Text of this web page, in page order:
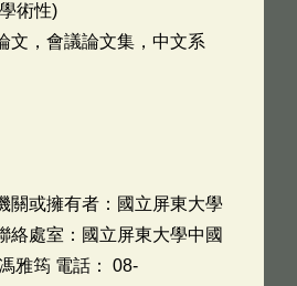
術性)
文，會議論文集，中文系
關或擁有者：國立屏東大學
絡處室：國立屏東大學中國
雅筠 電話： 08-